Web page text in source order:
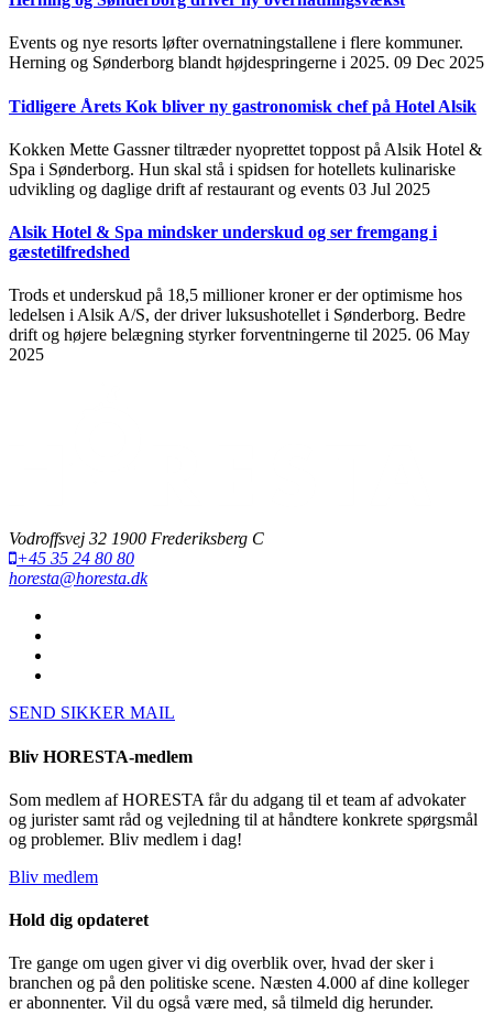
Events og nye resorts løfter overnatningstallene i flere kommuner.
Herning og Sønderborg blandt højdespringerne i 2025. 09 Dec 2025
Tidligere Årets Kok bliver ny gastronomisk chef på Hotel Alsik
Kokken Mette Gassner tiltræder nyoprettet toppost på Alsik Hotel &
Spa i Sønderborg. Hun skal stå i spidsen for hotellets kulinariske
udvikling og daglige drift af restaurant og events 03 Jul 2025
Alsik Hotel & Spa mindsker underskud og ser fremgang i
gæstetilfredshed
Trods et underskud på 18,5 millioner kroner er der optimisme hos
ledelsen i Alsik A/S, der driver luksushotellet i Sønderborg. Bedre
drift og højere belægning styrker forventningerne til 2025. 06 May
2025
Vodroffsvej 32 1900 Frederiksberg C
+45 35 24 80 80
horesta@horesta.dk
SEND SIKKER MAIL
Bliv HORESTA-medlem
Som medlem af HORESTA får du adgang til et team af advokater
og jurister samt råd og vejledning til at håndtere konkrete spørgsmål
og problemer. Bliv medlem i dag!
Bliv medlem
Hold dig opdateret
Tre gange om ugen giver vi dig overblik over, hvad der sker i
branchen og på den politiske scene. Næsten 4.000 af dine kolleger
er abonnenter. Vil du også være med, så tilmeld dig herunder.